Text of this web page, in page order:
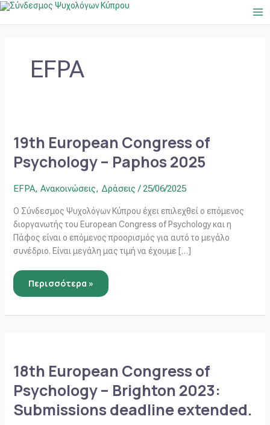
Μετάβαση
EFPA
19th European Congress of
Psychology – Paphos 2025
EFPA, Ανακοινώσεις, Δράσεις /25/06/2025
Ο Σύνδεσμος Ψυχολόγων Κύπρου έχει επιλεχθεί ο επόμενος
διοργανωτής του European Congress of Psychology και η
Πάφος είναι ο επόμενος προορισμός για αυτό το μεγάλο
συνέδριο. Είναι μεγάλη μας τιμή να έχουμε […]
Congress
of
–
Paphos
Περισσότερα »
18th European Congress of
Psychology – Brighton 2023:
Submissions deadline extended.
Congress
of
–
Brighton
2023:
Submissions